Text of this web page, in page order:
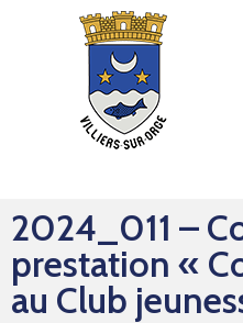
Sorties
2024_011 –
prestation «
au Club